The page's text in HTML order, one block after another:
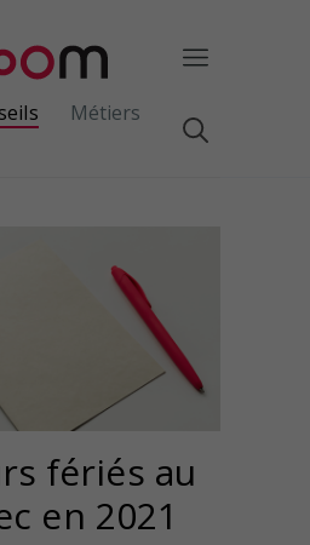
Métiers
fériés au
en 2021